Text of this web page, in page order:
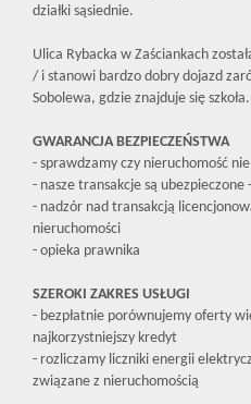
działki sąsiednie.
Ulica Rybacka w Zaściankach
/ i stanowi bardzo dobry dojazd
Sobolewa, gdzie znajduje się szkoła.
GWARANCJA BEZPIECZEŃSTWA
- sprawdzamy czy nieruchomość nie
- nasze transakcje są ubezpieczone -
- nadzór nad transakcją
nieruchomości
- opieka prawnika
SZEROKI ZAKRES USŁUGI
- bezpłatnie porównujemy oferty
najkorzystniejszy kredyt
- rozliczamy liczniki energii
związane z nieruchomością